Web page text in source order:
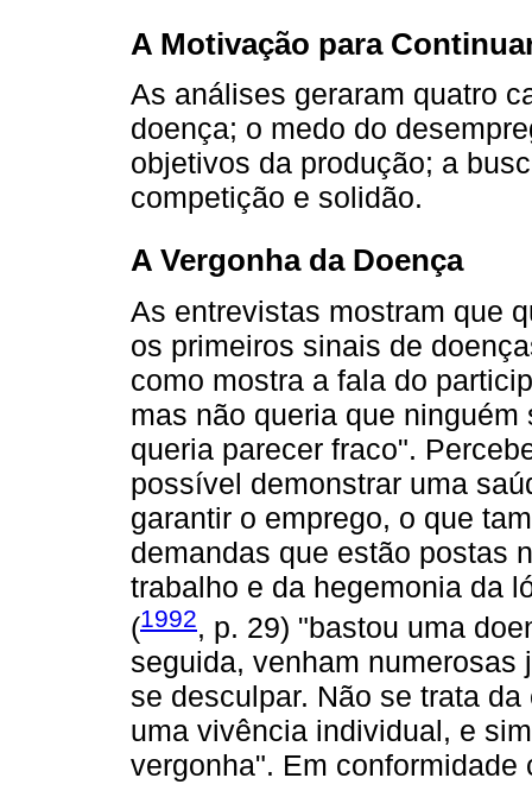
A Motivação para
As análises geraram quatro
doença; o medo do
objetivos da produção; a
competição e solidão.
A Vergonha da Doença
As entrevistas mostram que
os primeiros sinais de
como mostra a fala do
mas não queria que
queria parecer fraco".
possível demonstrar uma
garantir o emprego, o que
demandas que estão postas
trabalho e da hegemonia da
(1992, p. 29) "bastou uma
seguida, venham
se desculpar. Não se trata
uma vivência individual, e
vergonha". Em